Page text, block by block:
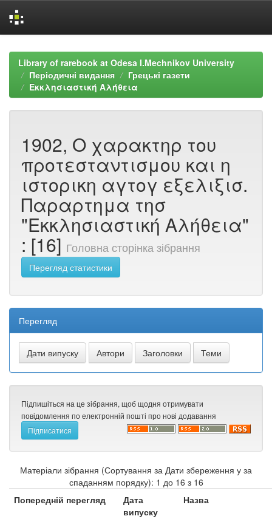
navigationLibrary of rarebook at Odesa I.Mechnikov University
Періодичні видання
Грецькі газети
Εκκλησιαστική Αλήθεια
1902, Ο χαρακτηρ του
προτεσταντισμου και η
ιστορικη αγτογ εξελιξισ.
Παραρτημα τησ
"Εκκλησιαστική Αλήθεια"
: [16] Головна сторінка зібрання
Перегляд статистики
Перегляд
Підпишіться на це зібрання, щоб щодня отримувати
повідомлення по електронній пошті про нові додавання
Матеріали зібрання (Сортування за Дати збереження у за
спаданням порядку): 1 до 16 з 16
Попередній перегляд
Дата
випуску
Назва